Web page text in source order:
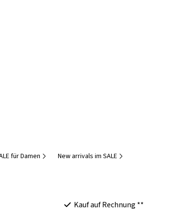
für Damen New arrivals im SALE
Kauf auf Rechnung **